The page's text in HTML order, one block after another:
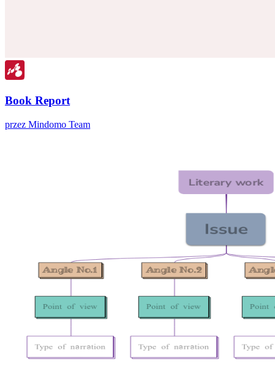
Book Report
przez Mindomo Team